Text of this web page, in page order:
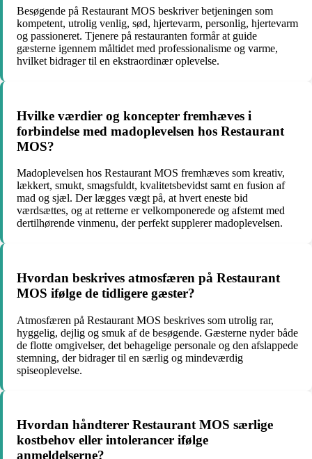
Besøgende på Restaurant MOS beskriver betjeningen som
kompetent, utrolig venlig, sød, hjertevarm, personlig, hjertevarm
og passioneret. Tjenere på restauranten formår at guide
gæsterne igennem måltidet med professionalisme og varme,
hvilket bidrager til en ekstraordinær oplevelse.
Hvilke værdier og koncepter fremhæves i
forbindelse med madoplevelsen hos Restaurant
MOS?
Madoplevelsen hos Restaurant MOS fremhæves som kreativ,
lækkert, smukt, smagsfuldt, kvalitetsbevidst samt en fusion af
mad og sjæl. Der lægges vægt på, at hvert eneste bid
værdsættes, og at retterne er velkomponerede og afstemt med
dertilhørende vinmenu, der perfekt supplerer madoplevelsen.
Hvordan beskrives atmosfæren på Restaurant
MOS ifølge de tidligere gæster?
Atmosfæren på Restaurant MOS beskrives som utrolig rar,
hyggelig, dejlig og smuk af de besøgende. Gæsterne nyder både
de flotte omgivelser, det behagelige personale og den afslappede
stemning, der bidrager til en særlig og mindeværdig
spiseoplevelse.
Hvordan håndterer Restaurant MOS særlige
kostbehov eller intolerancer ifølge
anmeldelserne?